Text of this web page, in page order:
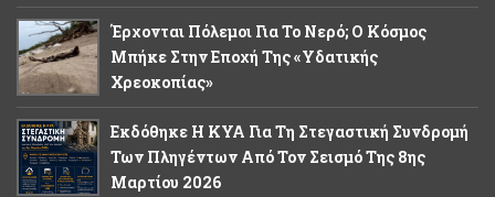
Έρχονται Πόλεμοι Για Το Νερό; Ο Κόσμος
Μπήκε Στην Εποχή Της «υδατικής
Χρεοκοπίας»
Εκδόθηκε Η ΚΥΑ Για Τη Στεγαστική Συνδρομή
Των Πληγέντων Από Τον Σεισμό Της 8ης
Μαρτίου 2026